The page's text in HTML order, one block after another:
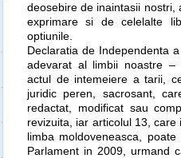
deosebire de inaintasii nostri,
exprimare si de celelalte
optiunile.
Declaratia de Independenta
adevarat al limbii noastre –
actul de intemeiere a tarii,
juridic peren, sacrosant,
redactat, modificat sau
revizuita, iar articolul 13,
limba moldoveneasca,
Parlament in 2009, urmand